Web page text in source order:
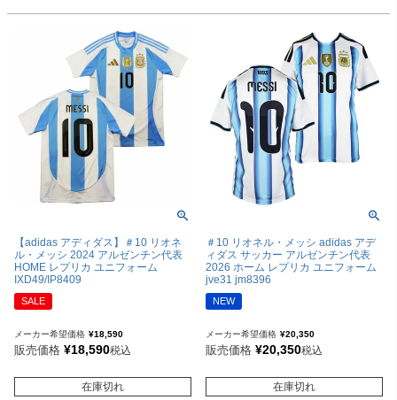
【adidas アディダス】＃10 リオネ
ル・メッシ 2024 アルゼンチン代表
HOME レプリカ ユニフォーム
IXD49/IP8409
SALE
メーカー希望価格 ¥18,590
販売価格 ¥18,590税込
在庫切れ
＃10 リオネル・メッシ adidas アデ
ィダス サッカー アルゼンチン代表
2026 ホーム レプリカ ユニフォーム
jve31 jm8396
NEW
メーカー希望価格 ¥20,350
販売価格 ¥20,350税込
在庫切れ